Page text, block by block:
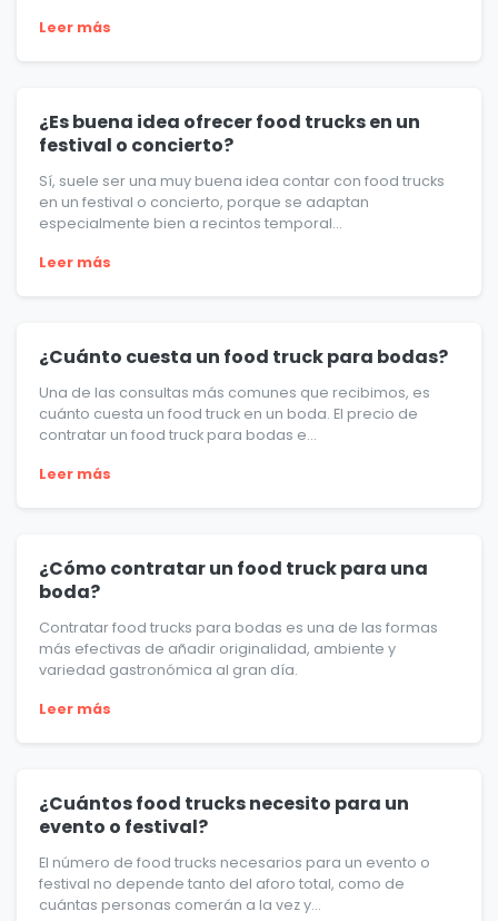
Leer más
¿Es buena idea ofrecer food trucks en un
festival o concierto?
Sí, suele ser una muy buena idea contar con food trucks
en un festival o concierto, porque se adaptan
especialmente bien a recintos temporal...
Leer más
¿Cuánto cuesta un food truck para bodas?
Una de las consultas más comunes que recibimos, es
cuánto cuesta un food truck en un boda. El precio de
contratar un food truck para bodas e...
Leer más
¿Cómo contratar un food truck para una
boda?
Contratar food trucks para bodas es una de las formas
más efectivas de añadir originalidad, ambiente y
variedad gastronómica al gran día.
Leer más
¿Cuántos food trucks necesito para un
evento o festival?
El número de food trucks necesarios para un evento o
festival no depende tanto del aforo total, como de
cuántas personas comerán a la vez y...